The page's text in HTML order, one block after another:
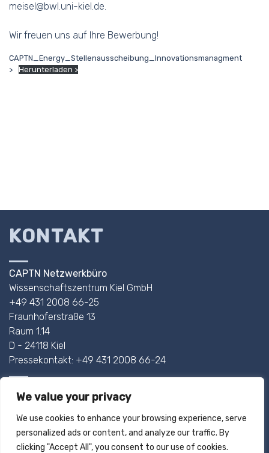
We value your privacy
We use cookies to enhance your browsing experience, serve
personalized ads or content, and analyze our traffic. By
clicking "Accept All", you consent to our use of cookies.
meisel@bwl.uni-kiel.de.
Wir freuen uns auf Ihre Bewerbung!
CAPTN_Energy_Stellenausscheibung_Innovationsmanagment
Herunterladen
KONTAKT
CAPTN Netzwerkbüro
Wissenschaftszentrum Kiel GmbH
+49 431 2008 66-25
Fraunhoferstraße 13
Raum 1.14
D - 24118 Kiel
Pressekontakt: +49 431 2008 66-24
IMPRESSUM
DATENSCHUTZ